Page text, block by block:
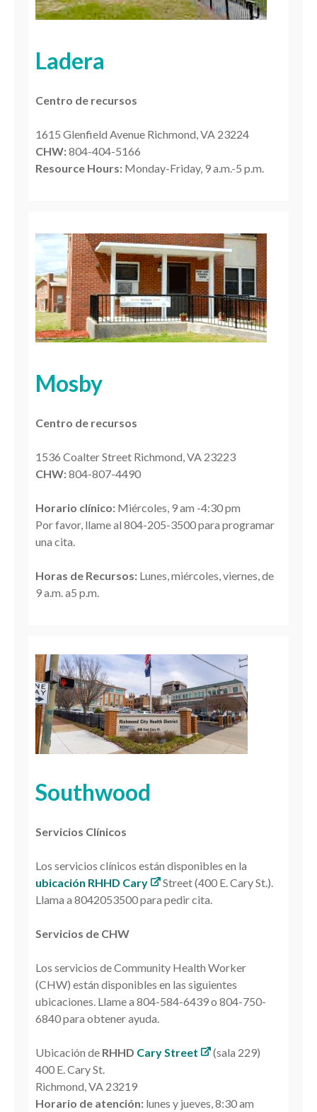
Ladera
Centro de recursos
1615 Glenfield Avenue Richmond, VA 23224
CHW:804-404-5166
Resource Hours: Monday-Friday, 9 a.m.-5 p.m.
Mosby
Centro de recursos
1536 Coalter Street Richmond, VA 23223
CHW:804-807-4490
Horario clínico: Miércoles, 9 am -4:30 pm
Por favor, llame al 804-205-3500 para programar
una cita.
Horas de Recursos: Lunes, miércoles, viernes, de
9 a.m. a5 p.m.
Southwood
Servicios Clínicos
Los servicios clínicos están disponibles en la
ubicación RHHD Cary
Street (400 E. Cary St.).
Llama a 8042053500 para pedir cita.
Servicios de CHW
Los servicios de Community Health Worker
(CHW) están disponibles en las siguientes
ubicaciones. Llame a 804-584-6439o 804-750-
6840 para obtener ayuda.
Ubicación de RHHD Cary Street
(sala 229)
400 E. Cary St.
Richmond, VA 23219
Horario de atención: lunes y jueves, 8:30 am